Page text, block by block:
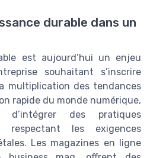
durable dans un
est aujourd’hui un enjeu
souhaitant s’inscrire
multiplication des tendances
rapide du monde numérique,
des pratiques
les exigences
Les magazines en ligne